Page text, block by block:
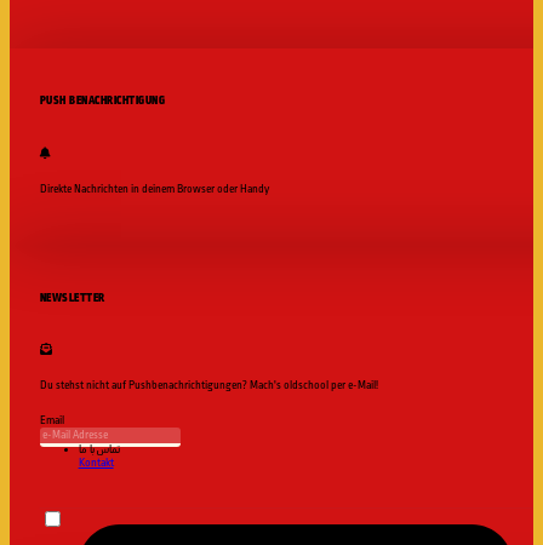
تماس با ما
Kontakt
PUSH BENACHRICHTIGUNG
Direkte Nachrichten in deinem Browser oder Handy
NEWSLETTER
Du stehst nicht auf Pushbenachrichtigungen? Mach's oldschool per e-Mail!
Email